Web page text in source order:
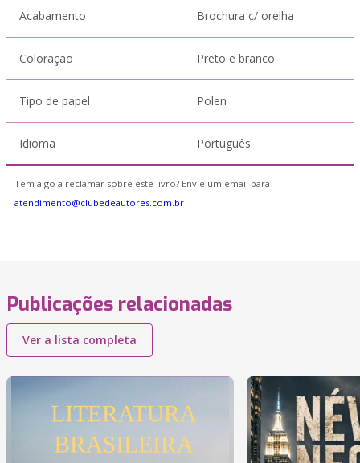
Acabamento Brochura c/ orelha
Coloração Preto e branco
Tipo de papel Polen
Idioma Português
Tem algo a reclamar sobre este livro? Envie um email para
atendimento@clubedeautores.com.br
Publicações relacionadas
Ver a lista completa